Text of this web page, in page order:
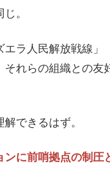
。
ラ人民解放戦線」
れらの組織との友
できるはず。
ンに前哨拠点の制圧